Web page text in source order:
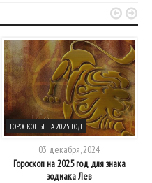
ГОРОСКОПЫ НА 2025 ГОД
03 декабря, 2024
Гороскоп на 2025 год для знака
зодиака Лев
 